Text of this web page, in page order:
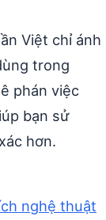
Việt chỉ ánh
trong
phán việc
bạn sử
hơn.
nghệ thuật